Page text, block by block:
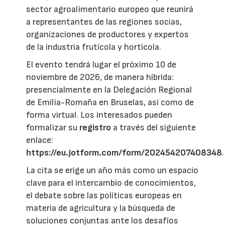
sector agroalimentario europeo que reunirá
a representantes de las regiones socias,
organizaciones de productores y expertos
de la industria frutícola y hortícola.
El evento tendrá lugar el próximo 10 de
noviembre de 2026, de manera híbrida:
presencialmente en la Delegación Regional
de Emilia-Romaña en Bruselas, así como de
forma virtual. Los interesados pueden
formalizar su registro a través del siguiente
enlace:
https://eu.jotform.com/form/202454207408348.
La cita se erige un año más como un espacio
clave para el intercambio de conocimientos,
el debate sobre las políticas europeas en
materia de agricultura y la búsqueda de
soluciones conjuntas ante los desafíos